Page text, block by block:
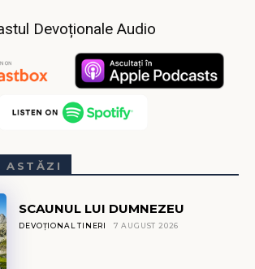
Devoționale Audio
ASTĂZI
SCAUNUL LUI DUMNEZEU
DEVOȚIONAL TINERI 7 AUGUST 2026